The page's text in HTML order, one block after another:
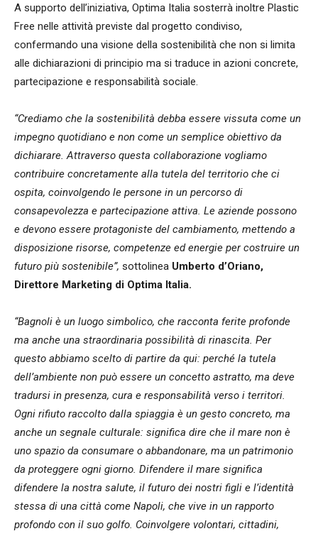
A supporto dell’iniziativa, Optima Italia sosterrà inoltre Plastic
Free nelle attività previste dal progetto condiviso,
confermando una visione della sostenibilità che non si limita
alle dichiarazioni di principio ma si traduce in azioni concrete,
partecipazione e responsabilità sociale.
“Crediamo che la sostenibilità debba essere vissuta come un
impegno quotidiano e non come un semplice obiettivo da
dichiarare. Attraverso questa collaborazione vogliamo
contribuire concretamente alla tutela del territorio che ci
ospita, coinvolgendo le persone in un percorso di
consapevolezza e partecipazione attiva. Le aziende possono
e devono essere protagoniste del cambiamento, mettendo a
disposizione risorse, competenze ed energie per costruire un
futuro più sostenibile”, sottolinea Umberto d’Oriano,
Direttore Marketing di Optima Italia.
“Bagnoli è un luogo simbolico, che racconta ferite profonde
ma anche una straordinaria possibilità di rinascita. Per
questo abbiamo scelto di partire da qui: perché la tutela
dell’ambiente non può essere un concetto astratto, ma deve
tradursi in presenza, cura e responsabilità verso i territori.
Ogni rifiuto raccolto dalla spiaggia è un gesto concreto, ma
anche un segnale culturale: significa dire che il mare non è
uno spazio da consumare o abbandonare, ma un patrimonio
da proteggere ogni giorno. Difendere il mare significa
difendere la nostra salute, il futuro dei nostri figli e l’identità
stessa di una città come Napoli, che vive in un rapporto
profondo con il suo golfo. Coinvolgere volontari, cittadini,